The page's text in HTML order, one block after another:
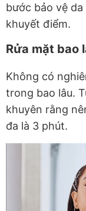
bước bảo vệ
khuyết điểm.
Rửa mặt bao
Không có
trong bao lâu.
khuyên rằng
đa là 3 phút.